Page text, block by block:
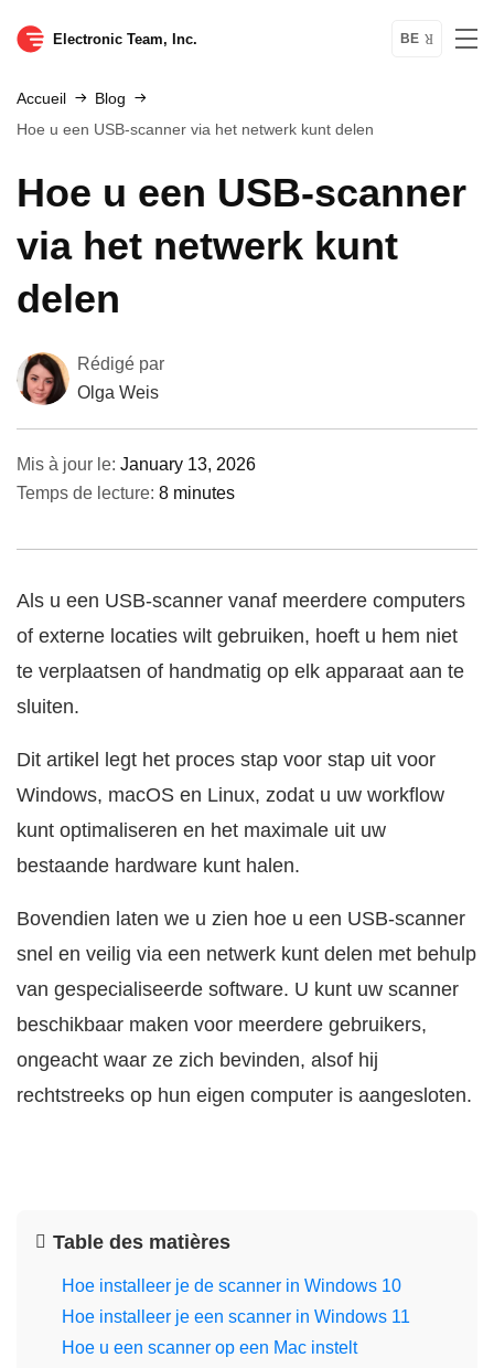
Electronic Team, Inc. BE
Accueil
Blog
Hoe u een USB-scanner via het netwerk kunt delen
Hoe u een USB-scanner
via het netwerk kunt
delen
Rédigé par
Olga Weis
Mis à jour le: January 13, 2026
Temps de lecture: 8 minutes
Als u een USB-scanner vanaf meerdere computers
of externe locaties wilt gebruiken, hoeft u hem niet
te verplaatsen of handmatig op elk apparaat aan te
sluiten.
Dit artikel legt het proces stap voor stap uit voor
Windows, macOS en Linux, zodat u uw workflow
kunt optimaliseren en het maximale uit uw
bestaande hardware kunt halen.
Bovendien laten we u zien hoe u een USB-scanner
snel en veilig via een netwerk kunt delen met behulp
van gespecialiseerde software. U kunt uw scanner
beschikbaar maken voor meerdere gebruikers,
ongeacht waar ze zich bevinden, alsof hij
rechtstreeks op hun eigen computer is aangesloten.
Table des matières
Hoe installeer je de scanner in Windows 10
Hoe installeer je een scanner in Windows 11
Hoe u een scanner op een Mac instelt